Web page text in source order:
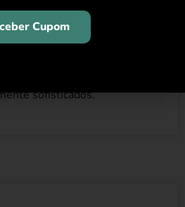
o início de uma forte
enfoque na utilização de
e grafismos experimentais,
sofisticados.
Cupom